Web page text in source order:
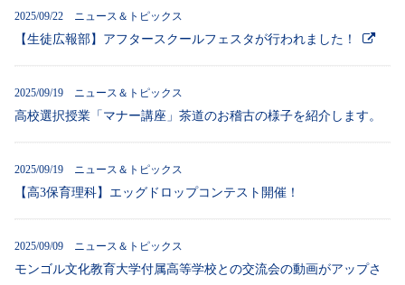
2025/09/22 ニュース＆トピックス
【生徒広報部】アフタースクールフェスタが行われました！
2025/09/19 ニュース＆トピックス
高校選択授業「マナー講座」茶道のお稽古の様子を紹介します。
2025/09/19 ニュース＆トピックス
【高3保育理科】エッグドロップコンテスト開催！
2025/09/09 ニュース＆トピックス
モンゴル文化教育大学付属高等学校との交流会の動画がアップさ